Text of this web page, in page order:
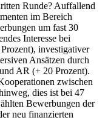
Runde? Auffallend
im Bereich
um fast 30
Interesse bei
investigativer
Ansätzen durch
AR (+ 20 Prozent).
zwischen
dies ist bei 47
Bewerbungen der
neu finanzierten